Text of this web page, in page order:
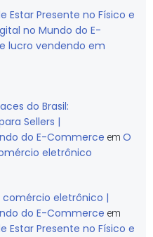
Estar Presente no Físico e
no Mundo do E-
lucro vendendo em
do Brasil:
Sellers |
do E-Commerce em O
eletrônico
eletrônico |
do E-Commerce em
Estar Presente no Físico e